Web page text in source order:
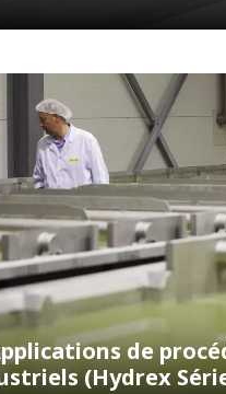
de
(Hydrex